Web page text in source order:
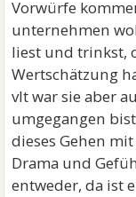
Vorwürfe
unternehmen
liest und trinkst,
Wertschätzung
vlt war sie aber
umgegangen
dieses Gehen
Drama und
entweder, da ist